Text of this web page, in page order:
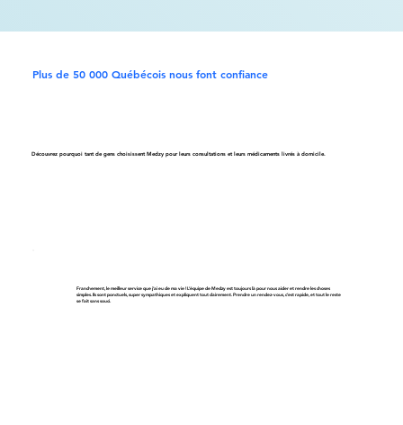
Plus de 50 000 Québécois nous font confiance
Découvrez pourquoi tant de gens choisissent Medzy pour leurs consultations et leurs médicaments livrés à domicile.
Franchement, le meilleur service que j’ai eu de ma vie ! L’équipe de Medzy est toujours là pour nous aider et rendre les choses
simples. Ils sont ponctuels, super sympathiques et expliquent tout clairement. Prendre un rendez-vous, c’est rapide, et tout le reste
se fait sans souci.